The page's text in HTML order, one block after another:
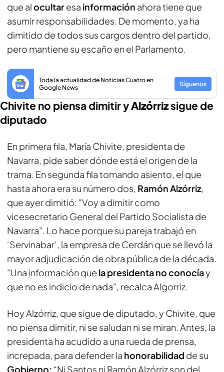
que alocultaresa información ahora tiene que
asumir responsabilidades. De momento, ya ha
dimitido de todos sus cargos dentro del partido,
pero mantiene su escaño en el Parlamento.
Toda la actualidad de Noticias Cuatro en
Google News
Síguenos
Chivite no piensa dimitir yAlzórrizsigue de
diputado
En primera fila, María Chivite, presidenta de
Navarra, pide saber dónde está el origen de la
trama. En segunda fila tomando asiento, el que
hasta ahora era su número dos, Ramón Alzórriz,
que ayer dimitió: "Voy a dimitir como
vicesecretario General del Partido Socialista de
Navarra". Lo hace porque su pareja trabajó en
‘Servinabar’, la empresa de Cerdán que se llevó la
mayor adjudicación de obra pública de la década.
"Una información que la presidenta no conocíay
que no es indicio de nada", recalca Algorriz.
Hoy Alzórriz, que sigue de diputado, y Chivite, que
no piensa dimitir, ni se saludan ni se miran. Antes, la
presidenta ha acudido a una rueda de prensa,
increpada, para defender la honorabilidad de su
Gobierno: “Ni Santos ni Ramón Alzórriz son del